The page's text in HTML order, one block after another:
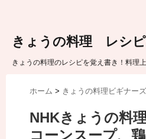
きょうの料理 レシ
きょうの料理のレシピを覚え書き！料理
ホーム > きょうの料理ビギナーズ
NHKきょうの料
コーンスープ、